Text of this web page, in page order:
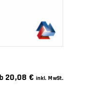
20,08€ inkl. MwSt.